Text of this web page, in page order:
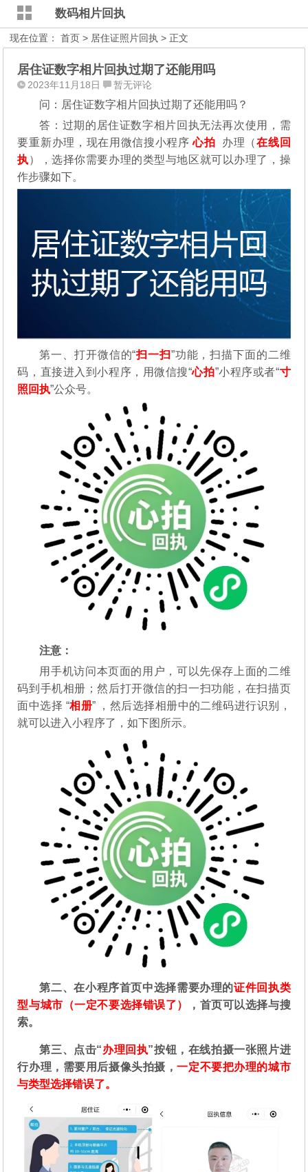
数码相片回执
现在位置：首页 > 居住证照片回执 > 正文
居住证数字相片回执过期了还能用吗
2023年11月18日 暂无评论
问：居住证数字相片回执过期了还能用吗？
答：过期的居住证数字相片回执无法再次使用，需
要重新办理，现在用微信搜小程序心拍 办理（在线回
执），选择你需要办理的类型与地区就可以办理了，操
作步骤如下。
第一、打开微信的“扫一扫”功能，扫描下面的二维
码，直接进入到小程序，用微信搜“心拍”小程序或者“寸
照回执”公众号。
注意：
用手机访问本页面的用户，可以先保存上面的二维
码到手机相册；然后打开微信的扫一扫功能，在扫描页
面中选择 “相册” ，然后选择相册中的二维码进行识别，
就可以进入小程序了，如下图所示。
第二、在小程序首页中选择需要办理的证件回执类
型与城市（一定不要选择错误了）
，首页可以选择与搜
索。
第三、点击“办理回执”按钮，在线拍摄一张照片进
行办理，需要用后摄像头拍摄，一定不要把办理的城市
与类型选择错误了。